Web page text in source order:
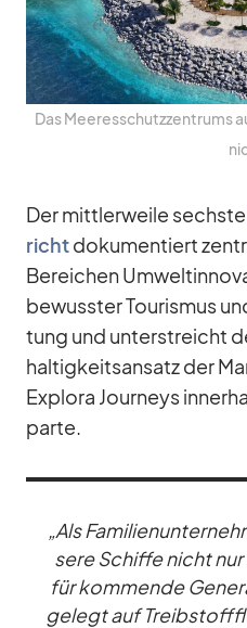
Das Mee­res­schutz­zen­trums
Der mitt­ler­weile sechste
richtdo­ku­men­tiert
Be­rei­chen
be­wuss­ter Tou­ris­mus
tung und un­ter­streicht
hal­tig­keits­an­satz der
Ex­plora Jour­neys
parte.
„Als
sere Schiffe nicht
für kom­mende
ge­legt auf